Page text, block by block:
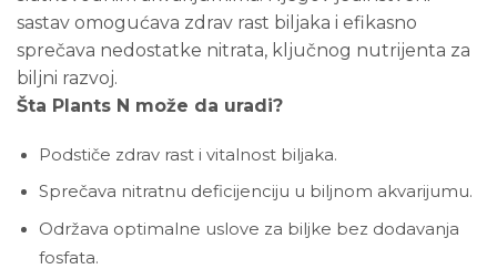
sastav omogućava zdrav rast biljaka i efikasno
sprečava nedostatke nitrata, ključnog nutrijenta za
biljni razvoj.
Šta Plants N može da uradi?
Podstiče zdrav rast i vitalnost biljaka.
Sprečava nitratnu deficijenciju u biljnom akvarijumu.
Održava optimalne uslove za biljke bez dodavanja
fosfata.